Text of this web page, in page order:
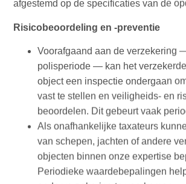
polisperiode — kan het
object een inspectie ondergaan
vast te stellen en veiligheids- en
beoordelen. Dit gebeurt vaak
Als onafhankelijke taxateurs
van schepen, jachten of andere
objecten binnen onze expertise
Periodieke waardebepalingen
onderverzekering te voorkomen.